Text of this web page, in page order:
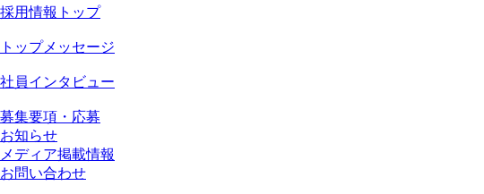
採用情報トップ
トップメッセージ
社員インタビュー
募集要項・応募
お知らせ
メディア掲載情報
お問い合わせ